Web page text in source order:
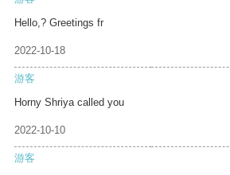
Hello,? Greetings fr
2022-10-18
游客
Horny Shriya called you
2022-10-10
游客